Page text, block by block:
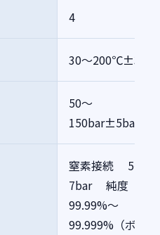
4
30～200℃±3℃
50～
150bar±5bar
窒素接続 5～
7bar純度
99.99%～
99.999%（ボンベ